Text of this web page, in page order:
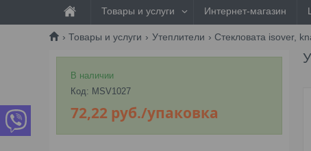
Товары и услуги Интернет-магазин
Товары и услуги Утеплители Стекловата isover,
В наличии
Код: MSV1027
72,22 руб./упаковка